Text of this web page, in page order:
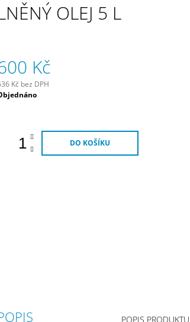
OLEJ 5 L
Kč
Kč bez DPH
DO KOŠÍKU
POPIS
Kč